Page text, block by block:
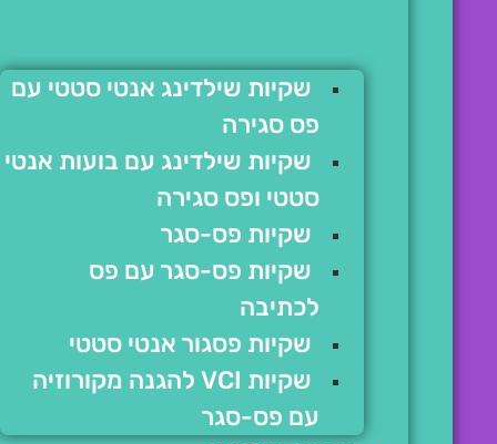
שקיות שילדינג אנטי סטטי עם
פס סגירה
שקיות שילדינג עם בועות אנטי
סטטי ופס סגירה
שקיות פס-סגר
שקיות פס-סגר עם פס
לכתיבה
שקיות פסגור אנטי סטטי
שקיות VCI להגנה מקורוזיה
עם פס-סגר